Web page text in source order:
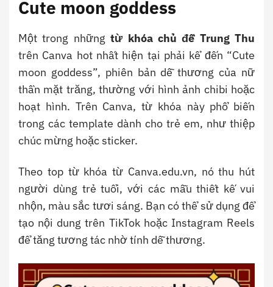
Cute moon goddess
Một trong nhữngtừ khóa chủ đề Trung Thu
trên Canva hot nhất hiện tại phải kể đến “Cute
moon goddess”, phiên bản dễ thương của nữ
thần mặt trăng, thường với hình ảnh chibi hoặc
hoạt hình. Trên Canva, từ khóa này phổ biến
trong các template dành cho trẻ em, như thiệp
chúc mừng hoặc sticker.
Theo top từ khóa từ Canva.edu.vn, nó thu hút
người dùng trẻ tuổi, với các mẫu thiết kế vui
nhộn, màu sắc tươi sáng. Bạn có thể sử dụng để
tạo nội dung trên TikTok hoặc Instagram Reels
để tăng tương tác nhờ tính dễ thương.